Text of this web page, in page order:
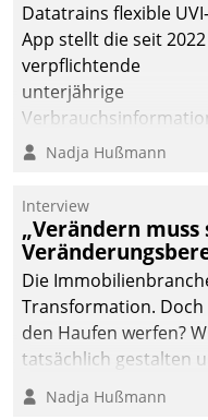
Datatrains flexible UVI-
App stellt die seit 2022
verpflichtende
unterjährige
schnell, zuverlässig und
Die monatlichen
Mitteilungen zum
Heizungs- und
Wasserverbrauch
automatisiert,
und auf Wunsch über
mehrere zuvor
Kommunikationswege
Nadja Hußmann
Interview
„Verändern muss
Die
Transformation.
den Haufen werfen?
tatsächlich gestalten
Argumente zählen
Nadja Hußmann